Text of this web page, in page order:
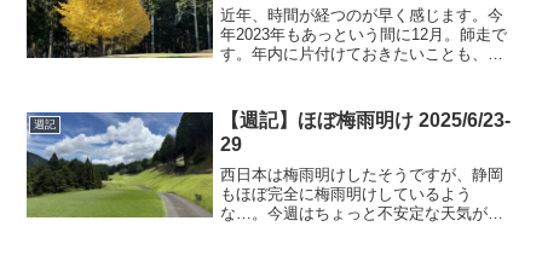
近年、時間が経つのが早く感じます。今
年2023年もあっという間に12月。師走で
す。年内に片付けておきたいことも、い
週記
【週記】ほぼ梅雨明け 2025/6/23-
29
西日本は梅雨明けしたそうですが、静岡
もほぼ完全に梅雨明けしているよう
な…。今週はちょっと不安定な天気が続